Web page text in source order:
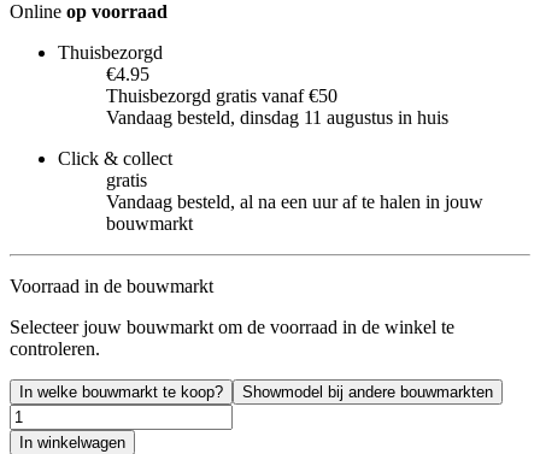
Online op voorraad
Thuisbezorgd
€4.95
Thuisbezorgd gratis vanaf €50
Vandaag besteld, dinsdag 11 augustus in huis
Click & collect
gratis
Vandaag besteld, al na een uur af te halen in jouw
bouwmarkt
Voorraad in de bouwmarkt
Selecteer jouw bouwmarkt om de voorraad in de winkel te
controleren.
In welke bouwmarkt te koop? Showmodel bij andere bouwmarkten
In winkelwagen